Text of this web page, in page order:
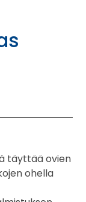
täyttää ovien
ohella